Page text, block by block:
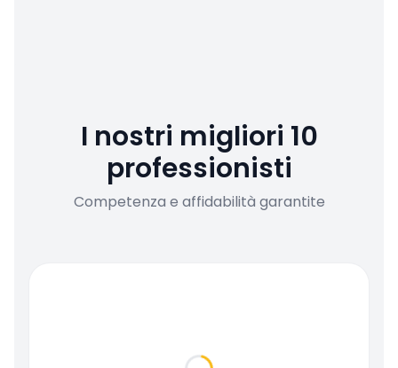
I nostri migliori 10
professionisti
Competenza e affidabilità garantite